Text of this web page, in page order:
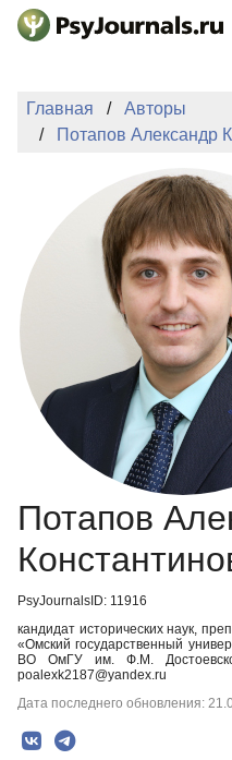
Перейти к основному
ПОДАТЬ
БАЗА
Регистрация
Главная
Авторы
Потапов Александр
Потапов
PsyJournalsID: 11916
кандидат исторических наук,
«Омский государственный
ВО ОмГУ им. Ф.М.
poalexk2187@yandex.ru
Дата последнего обновления: